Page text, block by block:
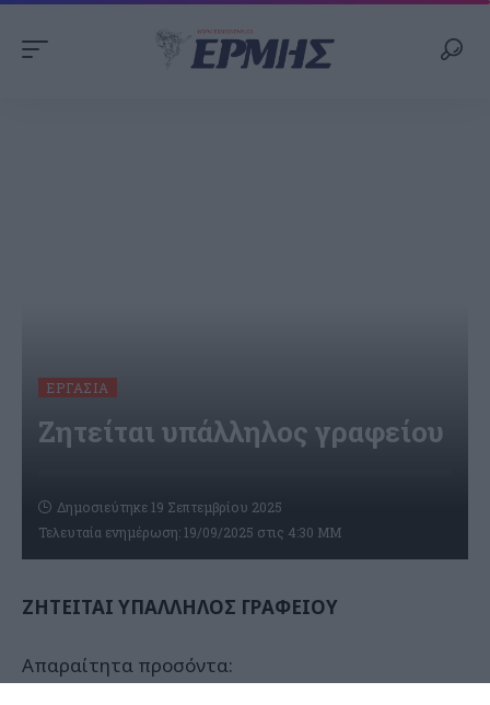
ΕΡΓΑΣΊΑ
Ζητείται υπάλληλος γραφείου
Τελευταία ενημέρωση: 19/09/2025 στις 4:30 ΜΜ
Δημοσιεύτηκε 19 Σεπτεμβρίου 2025
ΖΗΤΕΙΤΑΙ ΥΠΑΛΛΗΛΟΣ ΓΡΑΦΕΙΟΥ
Απαραίτητα προσόντα: